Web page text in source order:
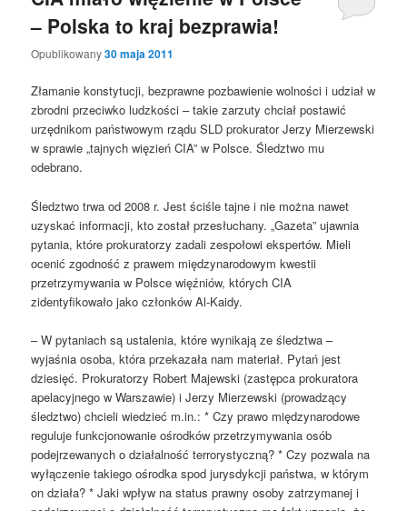
– Polska to kraj bezprawia!
Opublikowany30 maja 2011
Złamanie konstytucji, bezprawne pozbawienie wolności i udział w
zbrodni przeciwko ludzkości – takie zarzuty chciał postawić
urzędnikom państwowym rządu SLD prokurator Jerzy Mierzewski
w sprawie „tajnych więzień CIA” w Polsce. Śledztwo mu
odebrano.
Śledztwo trwa od 2008 r. Jest ściśle tajne i nie można nawet
uzyskać informacji, kto został przesłuchany. „Gazeta” ujawnia
pytania, które prokuratorzy zadali zespołowi ekspertów. Mieli
ocenić zgodność z prawem międzynarodowym kwestii
przetrzymywania w Polsce więźniów, których CIA
zidentyfikowało jako członków Al-Kaidy.
– W pytaniach są ustalenia, które wynikają ze śledztwa –
wyjaśnia osoba, która przekazała nam materiał. Pytań jest
dziesięć. Prokuratorzy Robert Majewski (zastępca prokuratora
apelacyjnego w Warszawie) i Jerzy Mierzewski (prowadzący
śledztwo) chcieli wiedzieć m.in.: * Czy prawo międzynarodowe
reguluje funkcjonowanie ośrodków przetrzymywania osób
podejrzewanych o działalność terrorystyczną? * Czy pozwala na
wyłączenie takiego ośrodka spod jurysdykcji państwa, w którym
on działa? * Jaki wpływ na status prawny osoby zatrzymanej i